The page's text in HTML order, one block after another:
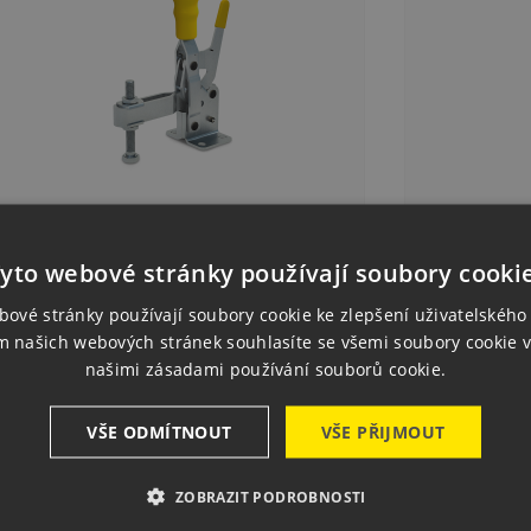
Clamp 230 UZ SL
In stock
 Add to basket
 Quick view
Vertical
Price
webové stránky používají soubory
stránky používají soubory cookie ke zlepšení
našich webových stránek souhlasíte se všemi soubory cookie
našimi zásadami používání souborů cookie.
VŠE PŘIJMOUT
VŠE ODMÍTNOUT
ZOBRAZIT PODROBNOSTI